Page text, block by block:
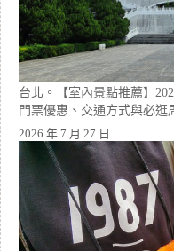
台北。【室內景點推薦】
門票優惠、交通方式與必逛
2026 年 7 月 27 日